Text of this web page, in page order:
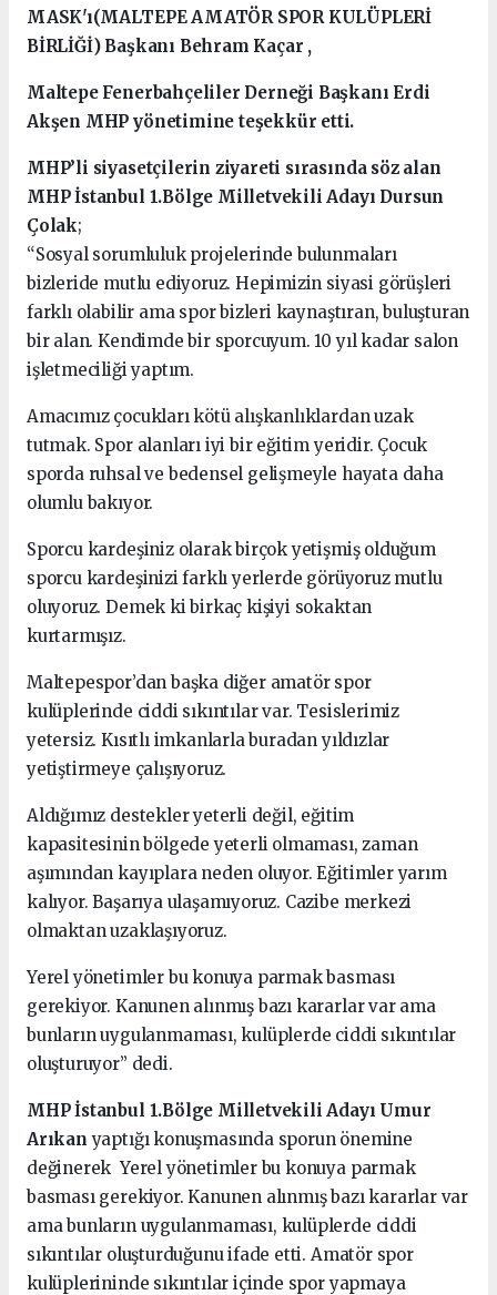
MASK'ı(MALTEPE AMATÖR SPOR KULÜPLERİ
BİRLİĞİ) Başkanı Behram Kaçar ,
Maltepe Fenerbahçeliler Derneği Başkanı Erdi
Akşen MHP yönetimine teşekkür etti.
MHP’li siyasetçilerin ziyareti sırasında söz alan
MHP İstanbul 1.Bölge Milletvekili Adayı Dursun
Çolak;
“Sosyal sorumluluk projelerinde bulunmaları
bizleride mutlu ediyoruz. Hepimizin siyasi görüşleri
farklı olabilir ama spor bizleri kaynaştıran, buluşturan
bir alan. Kendimde bir sporcuyum. 10 yıl kadar salon
işletmeciliği yaptım.
Amacımız çocukları kötü alışkanlıklardan uzak
tutmak. Spor alanları iyi bir eğitim yeridir. Çocuk
sporda ruhsal ve bedensel gelişmeyle hayata daha
olumlu bakıyor.
Sporcu kardeşiniz olarak birçok yetişmiş olduğum
sporcu kardeşinizi farklı yerlerde görüyoruz mutlu
oluyoruz. Demek ki birkaç kişiyi sokaktan
kurtarmışız.
Maltepespor’dan başka diğer amatör spor
kulüplerinde ciddi sıkıntılar var. Tesislerimiz
yetersiz. Kısıtlı imkanlarla buradan yıldızlar
yetiştirmeye çalışıyoruz.
Aldığımız destekler yeterli değil, eğitim
kapasitesinin bölgede yeterli olmaması, zaman
aşımından kayıplara neden oluyor. Eğitimler yarım
kalıyor. Başarıya ulaşamıyoruz. Cazibe merkezi
olmaktan uzaklaşıyoruz.
Yerel yönetimler bu konuya parmak basması
gerekiyor. Kanunen alınmış bazı kararlar var ama
bunların uygulanmaması, kulüplerde ciddi sıkıntılar
oluşturuyor” dedi.
MHP İstanbul 1.Bölge Milletvekili Adayı Umur
Arıkan yaptığı konuşmasında sporun önemine
değinerek Yerel yönetimler bu konuya parmak
basması gerekiyor. Kanunen alınmış bazı kararlar var
ama bunların uygulanmaması, kulüplerde ciddi
sıkıntılar oluşturduğunu ifade etti. Amatör spor
kulüplerininde sıkıntılar içinde spor yapmaya